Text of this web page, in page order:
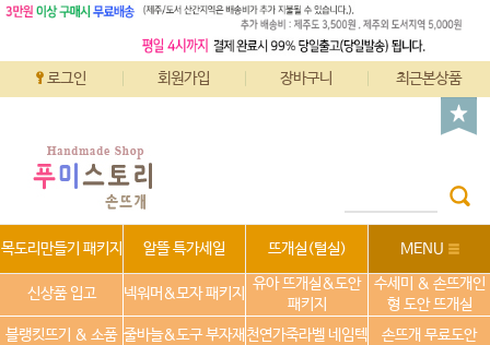
로그인 회원가입 장바구니 최근본상품
목도리만들기 패키지 알뜰 특가세일 뜨개실(털실) MENU
신상품 입고 넥워머&모자 패키지
유아 뜨개실&도안
패키지
수세미 & 손뜨개인
형 도안 뜨개실
블랭킷뜨기 & 소품 줄바늘&도구 부자재 천연가죽라벨 네임텍 손뜨개 무료도안